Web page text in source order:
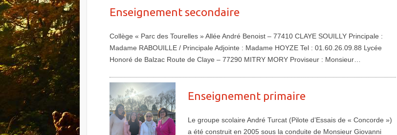
Enseignement secondaire
Collège « Parc des Tourelles » Allée André Benoist – 77410 CLAYE SOUILLY Principale :
Madame RABOUILLE / Principale Adjointe : Madame HOYZE Tel : 01.60.26.09.88 Lycée
Honoré de Balzac Route de Claye – 77290 MITRY MORY Proviseur : Monsieur…
Enseignement primaire
Le groupe scolaire André Turcat (Pilote d’Essais de « Concorde »)
a été construit en 2005 sous la conduite de Monsieur Giovanni